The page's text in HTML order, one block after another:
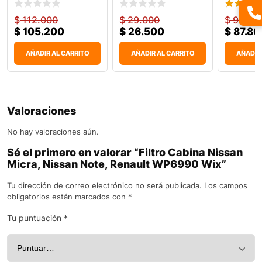
$112.000
$ 105.200
AÑADIR AL CARRITO
$29.000
$ 26.500
AÑADIR AL CARRITO
$
$
AÑADIR
Valoraciones
No hay valoraciones aún.
Sé el primero en valorar “Filtro Cabina Nissan
Micra, Nissan Note, Renault WP6990 Wix”
Tu dirección de correo electrónico no será publicada. Los campos
obligatorios están marcados con *
Tu puntuación *